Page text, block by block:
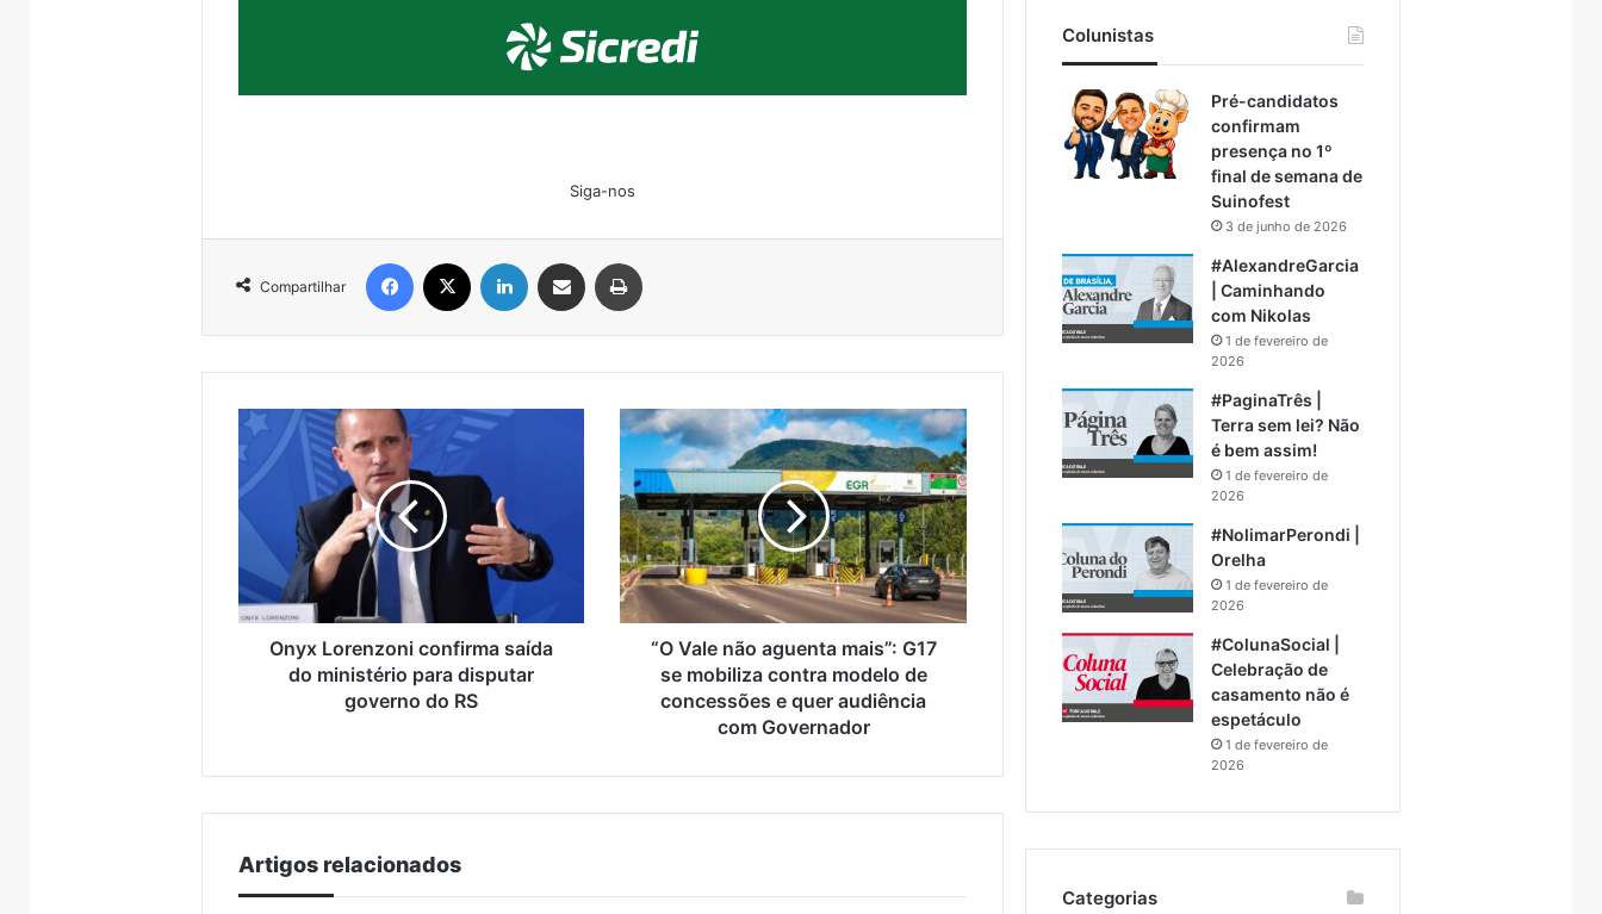
Siga-nos
Compartilhar
Facebook Linkedin Compartilhar via e-mail
Onyx
Lorenzoni
confirma
saída
do
ministério
para
disputar
governo
Onyx Lorenzoni confirma saída
do ministério para disputar
governo do RS
Vale
não
aguenta
mais”:
G17
se
mobiliza
contra
modelo
concessões
Governador
“O Vale não aguenta mais”: G17
se mobiliza contra modelo de
concessões e quer audiência
com Governador
Artigos relacionados
Colunistas
Pré-candidatos
confirmam
presença no 1º
final de semana de
Suinofest
3 de junho de 2026
#AlexandreGarcia
| Caminhando
com Nikolas
1 de fevereiro de
2026
#PaginaTrês |
Terra sem lei? Não
é bem assim!
1 de fevereiro de
2026
#NolimarPerondi |
Orelha
1 de fevereiro de
2026
#ColunaSocial |
Celebração de
casamento não é
espetáculo
1 de fevereiro de
2026
Categorias